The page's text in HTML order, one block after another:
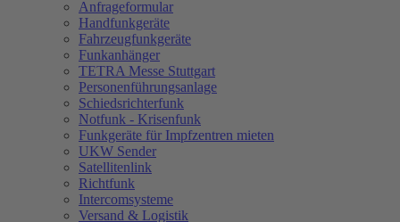
Anfrageformular
Handfunkgeräte
Fahrzeugfunkgeräte
Funkanhänger
TETRA Messe Stuttgart
Personenführungsanlage
Schiedsrichterfunk
Notfunk - Krisenfunk
Funkgeräte für Impfzentren mieten
UKW Sender
Satellitenlink
Richtfunk
Intercomsysteme
Versand & Logistik